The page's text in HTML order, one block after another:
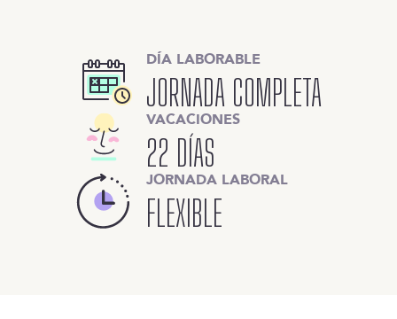
DÍA LABORABLE
JORNADA COMPLETA
VACACIONES
22 DÍAS
JORNADA LABORAL
FLEXIBLE